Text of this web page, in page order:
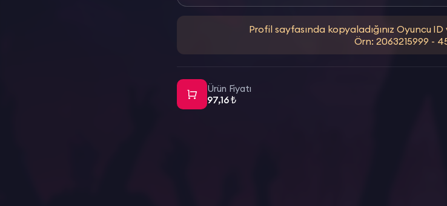
Profil sayfasında kopyaladığınız Oyuncu ID
Örn: 2063215999 -
Ürün Fiyatı
97,16 ₺